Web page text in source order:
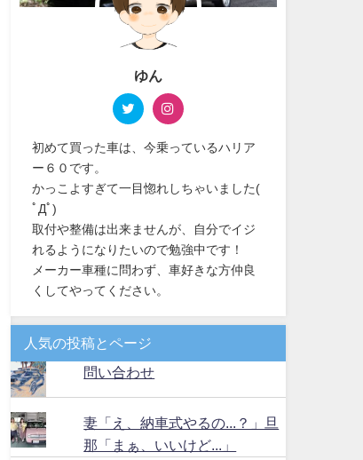
ゆん
初めて買った車は、今乗っているハリア
ー６０です。
かっこよすぎて一目惚れしちゃいました(
ﾟДﾟ)
取付や整備は出来ませんが、自分でイジ
れるようになりたいので勉強中です！
メーカー車種に問わず、車好きな方仲良
くしてやってください。
人気の投稿とページ
問い合わせ
妻「え、納車式やるの...？」旦
那「まぁ、いいけど...」